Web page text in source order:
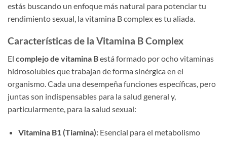
estás buscando un enfoque más natural para potenciar tu
rendimiento sexual, la vitamina B complex es tu aliada.
Características de la Vitamina B Complex
El complejo de vitamina Bestá formado por ocho vitaminas
hidrosolubles que trabajan de forma sinérgica en el
organismo. Cada una desempeña funciones específicas, pero
juntas son indispensables para la salud general y,
particularmente, para la salud sexual:
Vitamina B1 (Tiamina):Esencial para el metabolismo